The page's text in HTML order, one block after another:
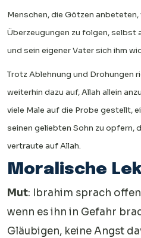
Menschen, die Götzen
Überzeugungen zu folgen, selbst
und sein eigener Vater sich ihm
Trotz Ablehnung und Drohungen
weiterhin dazu auf, Allah allein
viele Male auf die Probe gestellt,
seinen geliebten Sohn zu opfern,
vertraute auf Allah.
Moralische
Mut: Ibrahim sprach
wenn es ihn in Gefahr
Gläubigen, keine Angst